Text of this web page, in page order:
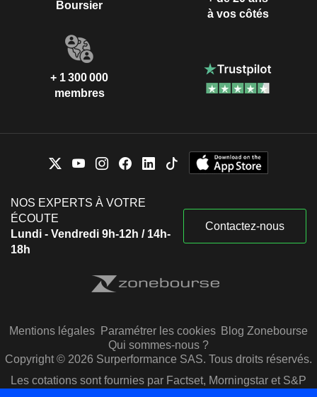
Boursier
à vos côtés
+ 1 300 000
membres
NOS EXPERTS À VOTRE
ÉCOUTE
Lundi - Vendredi 9h-12h / 14h-
18h
Contactez-nous
Mentions légales Paramétrer les cookies Blog Zonebourse
Qui sommes-nous ?
Copyright © 2026 Surperformance SAS. Tous droits réservés.
Les cotations sont fournies par Factset, Morningstar et S&P